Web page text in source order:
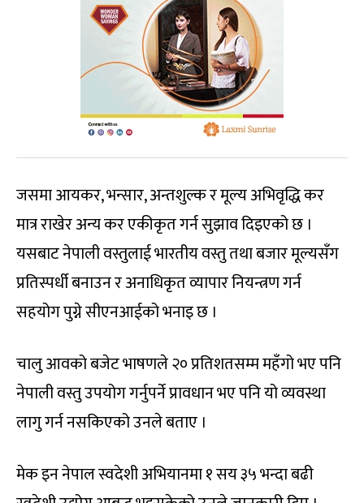
जसमा आयकर, भन्सार, अन्तशुल्क र मूल्य अभिवृद्धि कर
मात्र राखेर अन्य कर एकीकृत गर्न सुझाव दिइएको छ ।
यसबाट नेपाली वस्तुलाई भारतीय वस्तु तथा बजार मूल्यसँग
प्रतिस्पर्धी बनाउन र अनाधिकृत व्यापार नियन्त्रण गर्न
सहयोग पुग्ने सीएनआईको भनाइ छ ।
चालु आवको बजेट भाषणले २० प्रतिशतसम्म महँगो भए पनि
नेपाली वस्तु उपयोग गर्नुपर्ने प्रावधान भए पनि यो व्यवस्था
लागु गर्न नसकिएको उनले बताए ।
मेक इन नेपाल स्वदेशी अभियानमा १ सय ३५ भन्दा बढी